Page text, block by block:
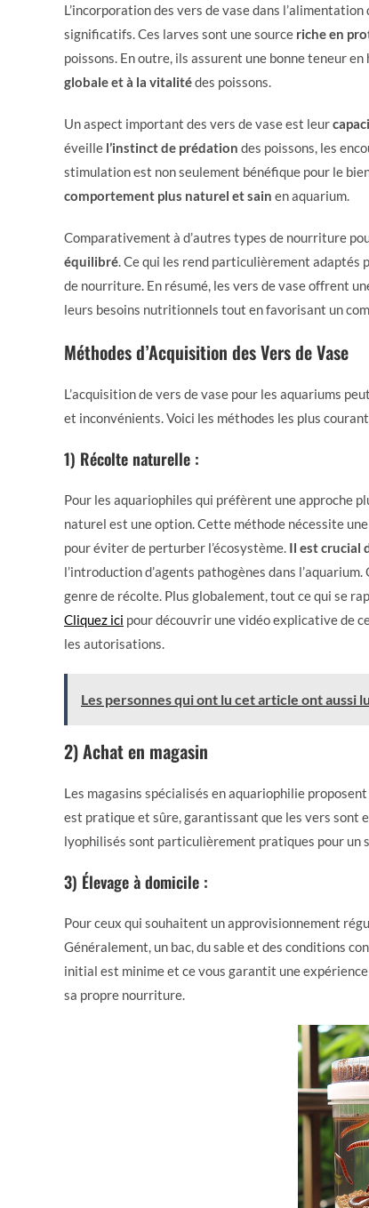
L’incorporation des vers de vase dans
significatifs. Ces larves sont une source riche en
poissons. En outre, ils assurent une bonne teneur
globale et à la vitalitédes poissons.
Un aspect important des vers de vase est leur
éveille l’instinct de prédation des poissons, les
stimulation est non seulement bénéfique pour le
comportement plus naturel et sain en aquarium.
Comparativement à d’autres types de nourriture
équilibré. Ce qui les rend particulièrement adaptés
de nourriture. En résumé, les vers de vase offrent
leurs besoins nutritionnels tout en favorisant un
Méthodes d’Acquisition des Vers de Vase
L’acquisition de vers de vase pour les aquariums
et inconvénients. Voici les méthodes les plus
1) Récolte naturelle :
Pour les aquariophiles qui préfèrent une approche
naturel est une option. Cette méthode nécessite
pour éviter de perturber l’écosystème. Il est crucial
l’introduction d’agents pathogènes dans
genre de récolte. Plus globalement, tout ce qui se
Cliquez ici pour découvrir une vidéo explicative de
les autorisations.
Les personnes qui ont lu cet article ont aussi
2) Achat en magasin
Les magasins spécialisés en aquariophilie
est pratique et sûre, garantissant que les vers sont
lyophilisés sont particulièrement pratiques pour un
3) Élevage à domicile :
Pour ceux qui souhaitent un approvisionnement
Généralement, un bac, du sable et des conditions
initial est minime et ce vous garantit une
sa propre nourriture.